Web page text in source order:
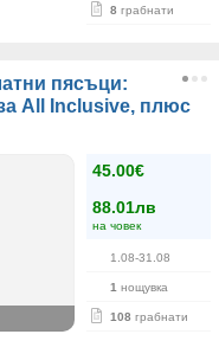
8 грабнати
пясъци:
All Inclusive, плюс
45.00€
88.01лв
на човек
1.08-31.08
1 нощувка
108 грабнати